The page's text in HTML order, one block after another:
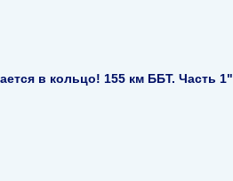
в кольцо! 155 км ББТ. Часть 1"